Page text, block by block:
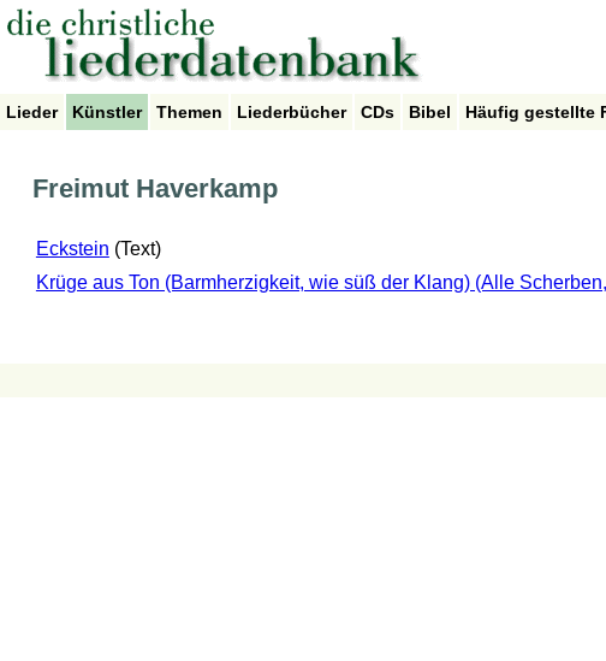
Lieder Künstler Themen Liederbücher CDs Bibel Häufig gestellte
Freimut Haverkamp
Eckstein (Text)
Krüge aus Ton (Barmherzigkeit, wie süß der Klang) (Alle